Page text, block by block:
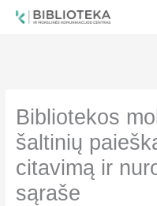
Bibliotekos
šaltinių
citavimą ir
sąraše